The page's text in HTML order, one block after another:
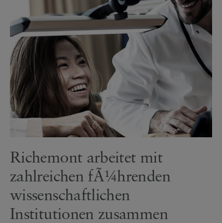
Richemont arbeitet mit
zahlreichen fÃ¼hrenden
wissenschaftlichen
Institutionen zusammen